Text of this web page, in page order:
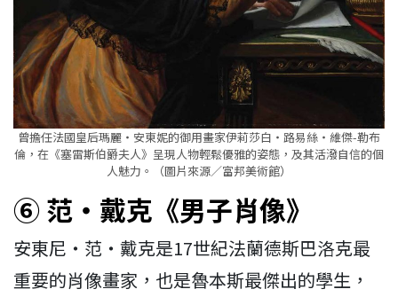
曾擔任法國皇后瑪麗・安東妮的御用畫家伊莉莎白・路易絲・維傑-勒布
倫，在《塞雷斯伯爵夫人》呈現人物輕鬆優雅的姿態，及其活潑自信的個
人魅力。（圖片來源／富邦美術館）
⑥ 范・戴克《男子肖像》
安東尼・范・戴克是17世紀法蘭德斯巴洛克最
重要的肖像畫家，也是魯本斯最傑出的學生，